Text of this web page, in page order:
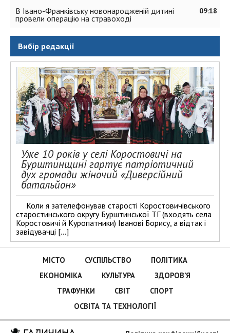
09:18
В Івано-Франківську новонародженій дитині
провели операцію на стравоході
Вибір редакції
Уже 10 років у селі Коростовичі на
Бурштинщині гартує патріотичний
дух громади жіночий «Диверсійний
батальйон»
Коли я зателефонував старості Коростовичівського
старостинського округу Бурштинської ТГ (входять села
Коростовичі й Куропатники) Іванові Борису, а відтак і
завідувачці […]
МІСТО СУСПІЛЬСТВО
ПОЛІТИКА
ЕКОНОМІКА
КУЛЬТУРА
ЗДОРОВ’Я
ТРАФУНКИ
СВІТ
СПОРТ
ОСВІТА ТА ТЕХНОЛОГІЇ